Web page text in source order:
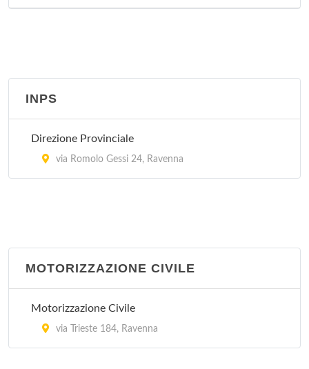
INPS
Direzione Provinciale
via Romolo Gessi 24, Ravenna
MOTORIZZAZIONE CIVILE
Motorizzazione Civile
via Trieste 184, Ravenna